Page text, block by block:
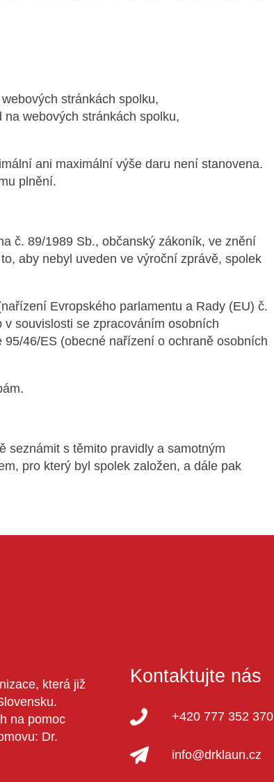
stránkách spolku,
webových stránkách spolku,
ani maximální výše daru není stanovena.
plnění.
č. 89/1989 Sb., občanský zákoník, ve znění
aby nebyl uveden ve výroční zprávě, spolek
Evropského parlamentu a Rady (EU) č.
v souvislosti se zpracováním osobních
46/ES (obecné nařízení o ochraně osobních
seznámit s těmito pravidly a samotným
pro který byl spolek založen, a dále pak
která již
na pomoc
Dr.
Kontaktujte nás
+420 777 352 370
info@drklaun.cz